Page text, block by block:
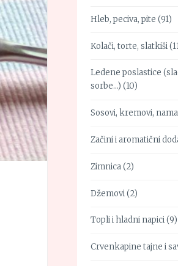
Hleb, peciva, pite (91)
Kolači, torte, slatkiši
Ledene poslastice
sorbe…) (10)
Sosovi, kremovi,
Začini i aromatični
Zimnica(2)
Džemovi(2)
Topli i hladni napici(9)
Crvenkapine tajne i